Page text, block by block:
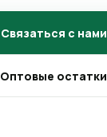
Связаться с нами
Оптовые остатки